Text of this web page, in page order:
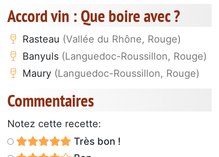
Accord vin : Que boire avec ?
Rasteau (Vallée du Rhône, Rouge)
Banyuls (Languedoc-Roussillon, Rouge)
Maury (Languedoc-Roussillon, Rouge)
Commentaires
Notez cette recette:
Très bon !